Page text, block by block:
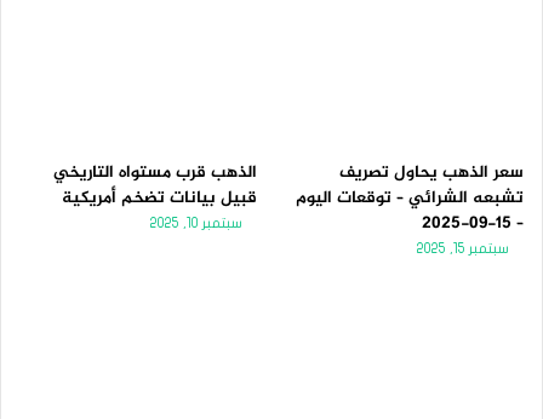
سعر الذهب يحاول تصريف
تشبعه الشرائي – توقعات اليوم
– 15-09-2025
سبتمبر 15, 2025
الذهب قرب مستواه التاريخي
قبيل بيانات تضخم أمريكية
سبتمبر 10, 2025